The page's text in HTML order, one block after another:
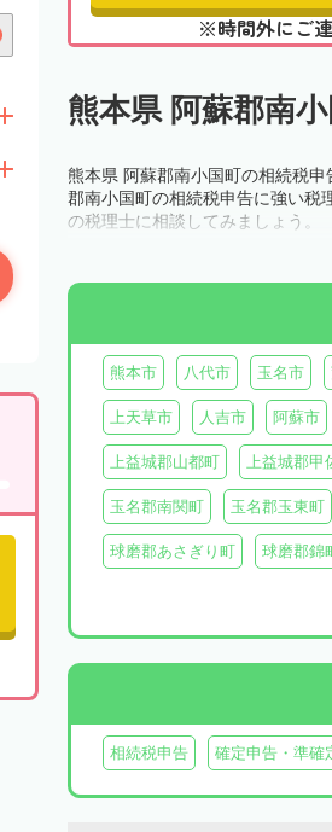
※時間外にご
熊本県 阿蘇郡南
熊本県 阿蘇郡南小国町の相続税
郡南小国町の相続税申告に強い税
の税理士に相談してみましょう。
熊本市 八代市 玉名市
上天草市 人吉市 阿蘇市
上益城郡山都町 上益城郡甲
玉名郡南関町 玉名郡玉東町
球磨郡あさぎり町 球磨郡錦
阿蘇郡南小国町 阿蘇郡産山
相続税申告 確定申告・準確